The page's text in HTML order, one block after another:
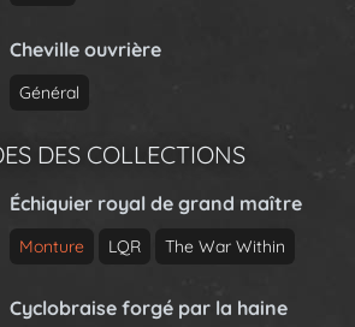
Cheville ouvrière
Général
DES COLLECTIONS
Échiquier royal de grand maître
Monture LQR The War Within
Cyclobraise forgé par la haine